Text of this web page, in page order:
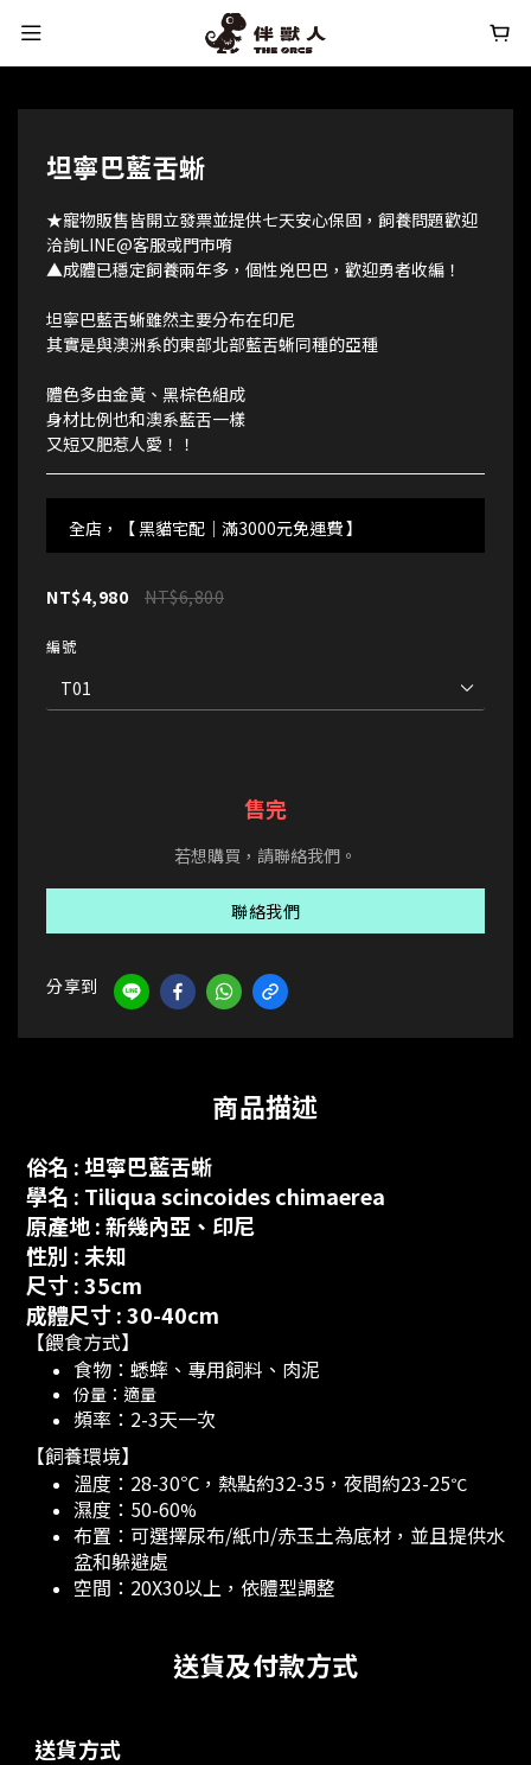
坦寧巴藍舌蜥
★寵物販售皆開立發票並提供七天安心保固，飼養問題歡迎
洽詢LINE@客服或門市唷
▲成體已穩定飼養兩年多，個性兇巴巴，歡迎勇者收編！
坦寧巴藍舌蜥雖然主要分布在印尼
其實是與澳洲系的東部北部藍舌蜥同種的亞種
體色多由金黃、黑棕色組成
身材比例也和澳系藍舌一樣
又短又肥惹人愛！！
全店，【 黑貓宅配｜滿3000元免運費 】
NT$6,800
NT$4,980
編號
售完
若想購買，請聯絡我們。
聯絡我們
分享到
商品描述
俗名 : 坦寧巴藍舌蜥
學名 : Tiliqua scincoides chimaerea
原產地 : 新幾內亞、印尼
性別 : 未知
尺寸 : 35cm
成體尺寸 : 30-40cm
【餵食方式】
食物：蟋蟀、專用飼料、肉泥
份量：適量
頻率：2-3天一次
【飼養環境】
溫度：28-30℃，熱點約32-35，夜間約23-25℃
濕度：50-60%
布置：可選擇尿布/紙巾/赤玉土為底材，並且提供水
盆和躲避處
空間：20X30以上，依體型調整
送貨及付款方式
送貨方式